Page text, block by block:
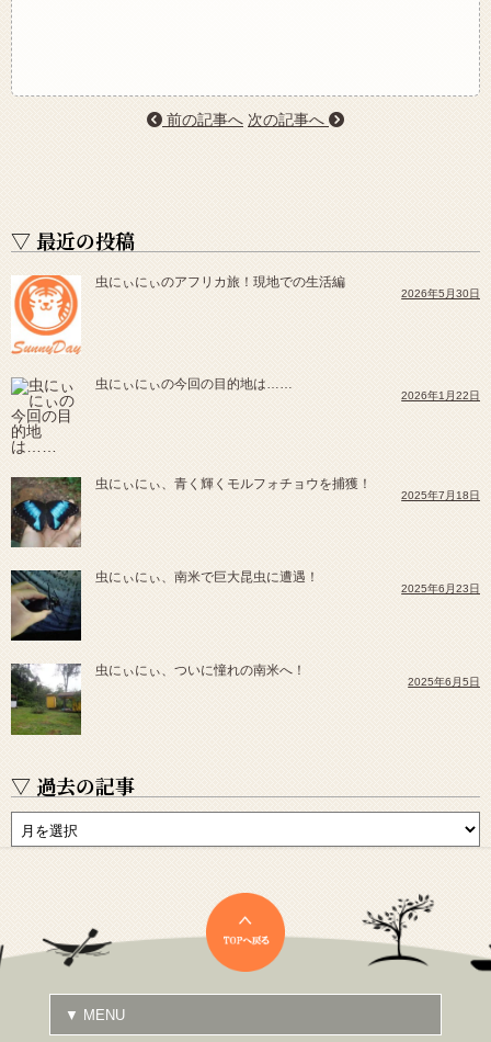
前の記事へ 次の記事へ
▽ 最近の投稿
虫にぃにぃのアフリカ旅！現地での生活編
2026年5月30日
虫にぃにぃの今回の目的地は……
2026年1月22日
虫にぃにぃ、青く輝くモルフォチョウを捕獲！
2025年7月18日
虫にぃにぃ、南米で巨大昆虫に遭遇！
2025年6月23日
虫にぃにぃ、ついに憧れの南米へ！
2025年6月5日
▽ 過去の記事